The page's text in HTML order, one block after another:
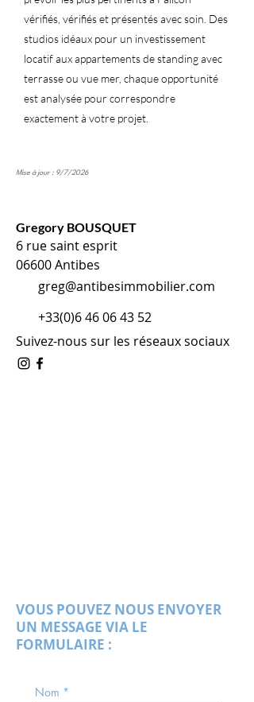
vérifiés, vérifiés et présentés avec soin. Des
studios idéaux pour un investissement
locatif aux appartements de standing avec
terrasse ou vue mer, chaque opportunité
est analysée pour correspondre
exactement à votre projet.
Mise à jour : 9/7/2026
Gregory BOUSQUET
6 rue saint esprit
06600 Antibes
greg@antibesimmobilier.com
+33(0)6 46 06 43 52
Suivez-nous sur les réseaux sociaux
VOUS POUVEZ NOUS ENVOYER
UN MESSAGE VIA LE
FORMULAIRE :
Nom *